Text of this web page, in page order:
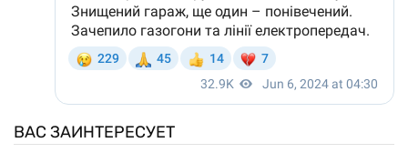
ВАС ЗАИНТЕРЕСУЕТ